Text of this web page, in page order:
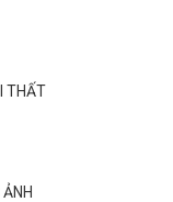
THẤT